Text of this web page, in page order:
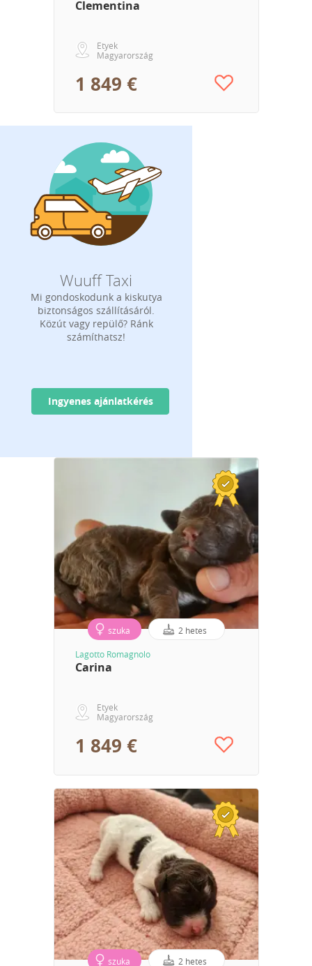
Clementina
Etyek
Magyarország
1 849 €
Wuuff Taxi
Mi gondoskodunk a kiskutya
biztonságos szállításáról.
Közút vagy repülő? Ránk
számíthatsz!
Ingyenes ajánlatkérés
szuka 2 hetes
Lagotto Romagnolo
Carina
Etyek
Magyarország
1 849 €
szuka 2 hetes